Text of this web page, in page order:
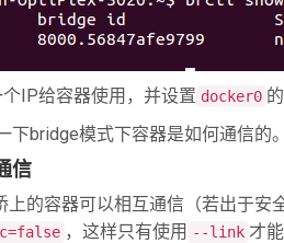
IP给容器使用，并设置 docker0
bridge模式下容器是如何通信的。
信
的容器可以相互通信（若出于安
，这样只有使用 --link 才